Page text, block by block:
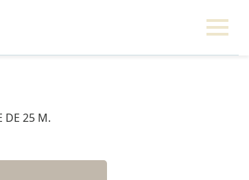
DE 25 M.